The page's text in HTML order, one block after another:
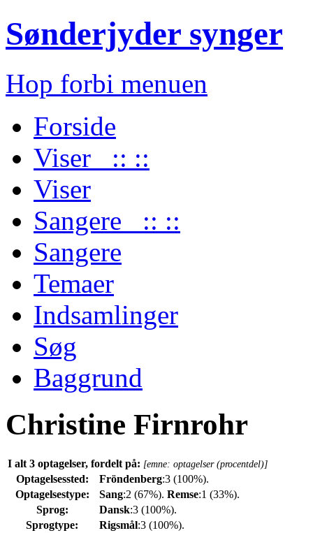
Sønderjyder synger
Hop forbi menuen
Forside
Viser :: ::
Viser
Sangere :: ::
Sangere
Temaer
Indsamlinger
Søg
Baggrund
Christine Firnrohr
I alt 3 optagelser, fordelt på: [emne: optagelser (procentdel)]
Optagelsessted: Fröndenberg:3 (100%).
Optagelsestype:
Sang:2 (67%). Remse:1 (33%).
Sprog:
Dansk:3 (100%).
Sprogtype:
Rigsmål:3 (100%).